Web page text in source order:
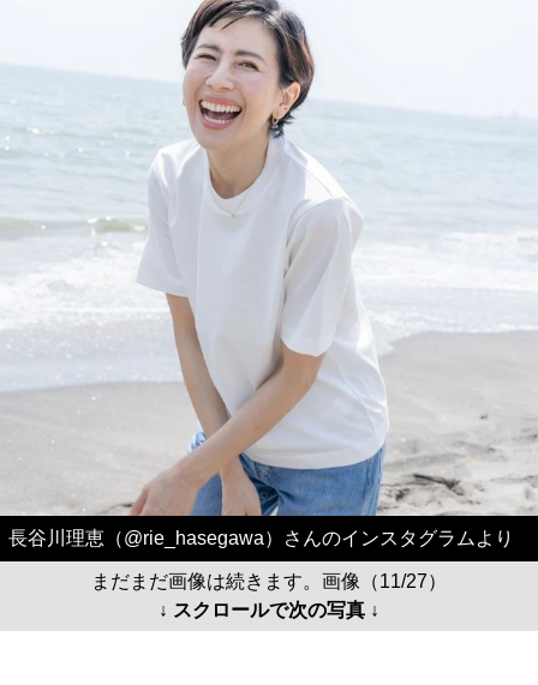
長谷川理恵（@rie_hasegawa）さんのインスタグラムより
まだまだ画像は続きます。画像（11/27）
↓ スクロールで次の写真 ↓